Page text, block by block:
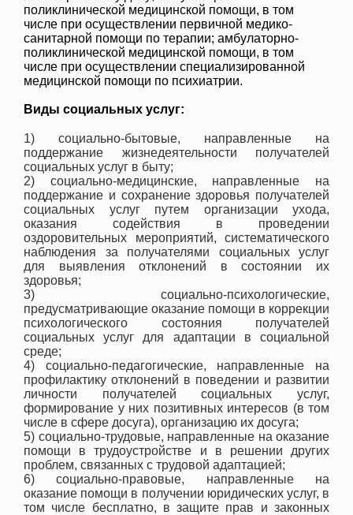
поликлинической медицинской помощи, в том
числе при осуществлении первичной медико-
санитарной помощи по терапии; амбулаторно-
поликлинической медицинской помощи, в том
числе при осуществлении специализированной
медицинской помощи по психиатрии.
Виды социальных услуг:
1) социально-бытовые, направленные на
поддержание жизнедеятельности получателей
социальных услуг в быту;
2) социально-медицинские, направленные на
поддержание и сохранение здоровья получателей
социальных услуг путем организации ухода,
оказания содействия в проведении
оздоровительных мероприятий, систематического
наблюдения за получателями социальных услуг
для выявления отклонений в состоянии их
здоровья;
3) социально-психологические,
предусматривающие оказание помощи в коррекции
психологического состояния получателей
социальных услуг для адаптации в социальной
среде;
4) социально-педагогические, направленные на
профилактику отклонений в поведении и развитии
личности получателей социальных услуг,
формирование у них позитивных интересов (в том
числе в сфере досуга), организацию их досуга;
5) социально-трудовые, направленные на оказание
помощи в трудоустройстве и в решении других
проблем, связанных с трудовой адаптацией;
6) социально-правовые, направленные на
оказание помощи в получении юридических услуг, в
том числе бесплатно, в защите прав и законных